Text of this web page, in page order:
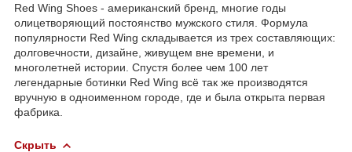
Red Wing Shoes - американский бренд, многие годы
олицетворяющий постоянство мужского стиля. Формула
популярности Red Wing складывается из трех составляющих:
долговечности, дизайне, живущем вне времени, и
многолетней истории. Спустя более чем 100 лет
легендарные ботинки Red Wing всё так же производятся
вручную в одноименном городе, где и была открыта первая
фабрика.
Скрыть